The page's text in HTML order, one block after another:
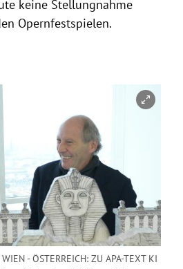
keine Stellungnahme
Opernfestspielen.
schließen
- ÖSTERREICH: ZU APA-TEXT KI